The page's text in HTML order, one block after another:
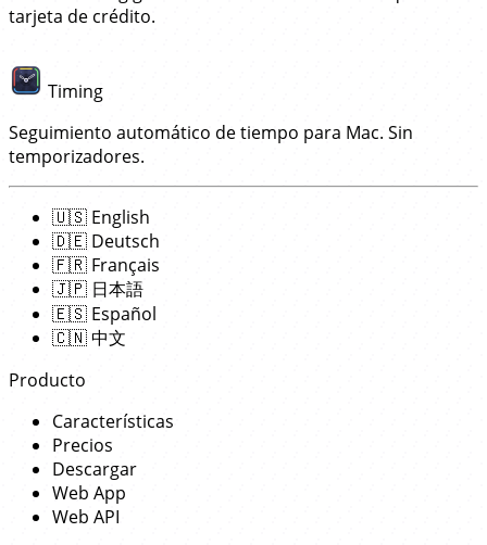
tarjeta de crédito.
Timing
Seguimiento automático de tiempo para Mac. Sin
temporizadores.
🇺🇸 English
🇩🇪 Deutsch
🇫🇷 Français
🇯🇵 日本語
🇪🇸 Español
🇨🇳中文
Producto
Características
Precios
Descargar
Web App
Web API